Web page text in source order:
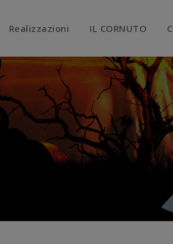
Realizzazioni IL CORNUTO